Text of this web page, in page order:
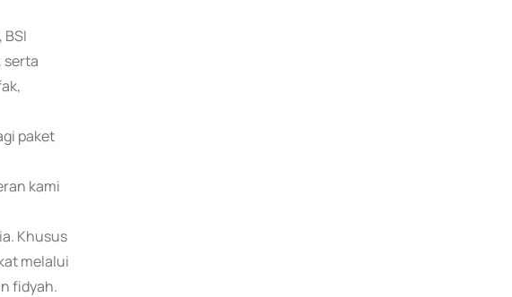
serta
paket
kami
Khusus
melalui
fidyah.